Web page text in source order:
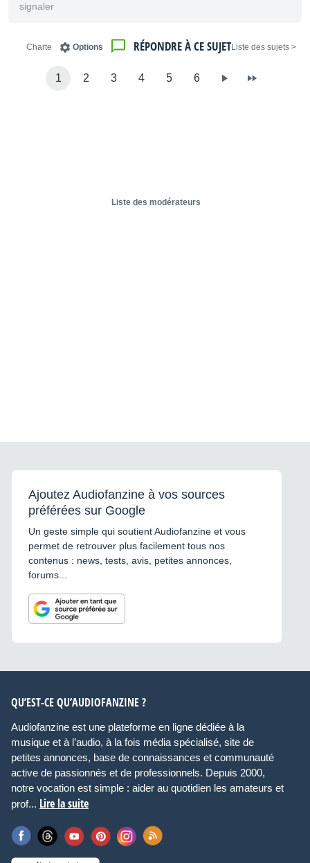
signaler
< Liste des sujets
RÉPONDRE À CE SUJET
Options
Charte
1 2 3 4 5 6
Liste des modérateurs
Ajoutez Audiofanzine à vos sources
préférées sur Google
Un geste simple qui soutient Audiofanzine et vous
permet de retrouver plus facilement tous nos
contenus : news, tests, avis, petites annonces,
forums...
QU’EST-CE QU’AUDIOFANZINE ?
Audiofanzine est une plateforme en ligne dédiée à la
musique et à l’audio, à la fois média spécialisé, site de
petites annonces, base de connaissances et communauté
active de passionnés et de professionnels. Depuis 2000,
notre vocation est simple : aider au quotidien les amateurs et
prof... Lire la suite